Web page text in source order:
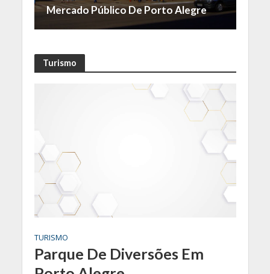
Mercado Público De Porto Alegre
Turismo
TURISMO
Parque De Diversões Em